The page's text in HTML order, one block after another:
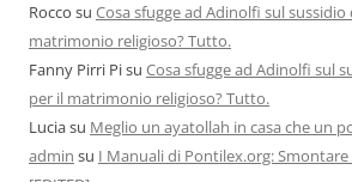
Rocco su Cosa sfugge ad Adinolfi sul
matrimonio religioso? Tutto.
Fanny Pirri Pisu Cosa sfugge ad Adinolfi sul
per il matrimonio religioso? Tutto.
Luciasu Meglio un ayatollah in casa che un
admin su I Manuali di Pontilex.org: